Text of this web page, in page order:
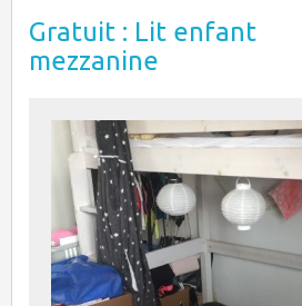
Gratuit : Lit enfant
mezzanine